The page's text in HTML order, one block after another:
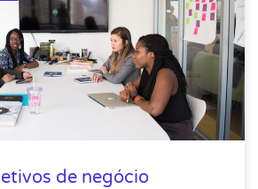
de negócio